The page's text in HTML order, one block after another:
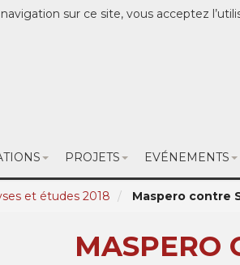
sur ce site, vous acceptez
PROJETS EVÉNEMENTS
et études 2018 Maspero contre
MASPERO